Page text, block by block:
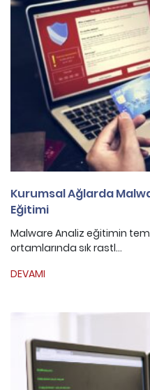
Kurumsal Ağlarda
Eğitimi
Malware Analiz eğitimin
ortamlarında sık rastl...
DEVAMI